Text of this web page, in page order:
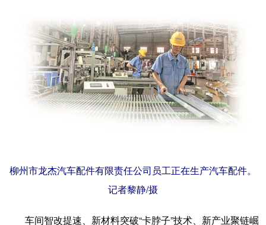
新华网导航
学习进行时 高层 时政 人事
国际 财经 网评 港澳
台湾 思客智库 全球连线 教育
体育
图片 中央文件 金融 汽车
信息化
柳州市龙杰汽车配件有限责任公司员工正在生产汽车配件。
记者黎静/摄
车间智改提速、新材料突破“卡脖子”技术、新产业聚链崛